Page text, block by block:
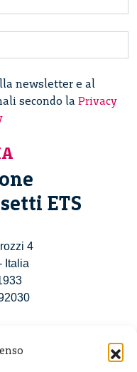
newsletter e al
secondo la Privacy
ETS
4
Italia